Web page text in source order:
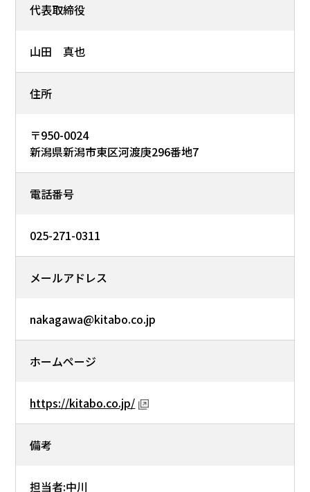
代表取締役
山田 真也
住所
〒950-0024
新潟県新潟市東区河渡庚296番地7
電話番号
025-271-0311
メールアドレス
nakagawa@kitabo.co.jp
ホームページ
https://kitabo.co.jp/
備考
担当者:中川